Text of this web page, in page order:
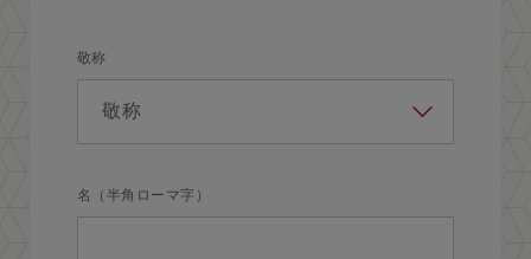
敬称
名（半角ローマ字）